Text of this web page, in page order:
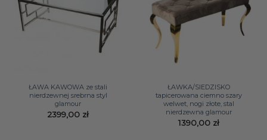
ŁAWA KAWOWA ze stali
nierdzewnej srebrna styl
glamour
2399,00 zł
ŁAWKA/SIEDZISKO
tapicerowana ciemno szary
welwet, nogi złote, stal
nierdzewna glamour
1390,00 zł